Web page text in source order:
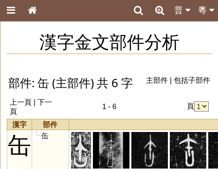
粵
普
漢字金文部件分析
部件: 缶 (主部件) 共 6 字 主部件| 包括子部件
上一頁 | 下一
頁
1 - 6 頁
漢字 部件
缶 缶